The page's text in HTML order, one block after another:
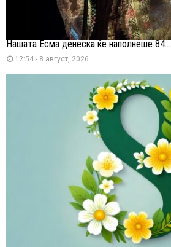
Нашата Есма денеска ќе наполнеше 84...
12:54 - 8 август, 2026